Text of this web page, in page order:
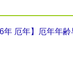
年 厄年】厄年年